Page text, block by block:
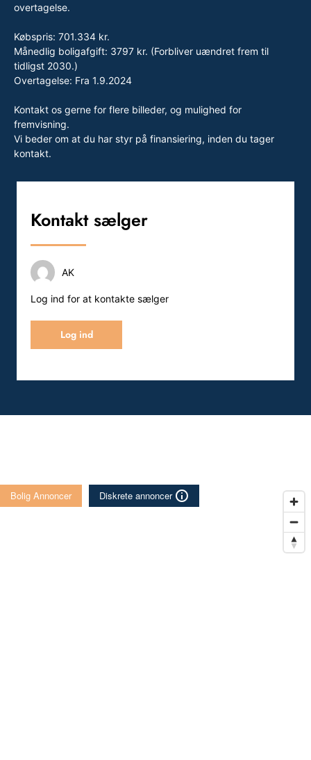
overtagelse.
Købspris: 701.334 kr.
Månedlig boligafgift: 3797 kr. (Forbliver uændret frem til
tidligst 2030.)
Overtagelse: Fra 1.9.2024
Kontakt os gerne for flere billeder, og mulighed for
fremvisning.
Vi beder om at du har styr på finansiering, inden du tager
kontakt.
Kontakt sælger
AK
Log ind for at kontakte sælger
Log ind
Bolig Annoncer Diskrete annoncer